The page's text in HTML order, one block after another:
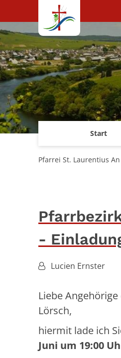
Zum Inhalt springen
Start
Pfarrei St. Laurentius
-
Von:Lucien Ernster
Liebe
Lörsch,
hiermit lade ich
Juni um 19:00